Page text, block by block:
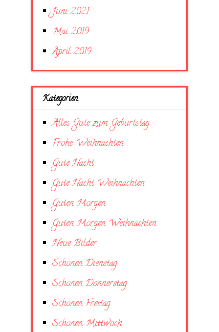
Juni 2021
Mai 2019
April 2019
Kategorien
Alles Gute zum Geburtstag
Frohe Weihnachten
Gute Nacht
Gute Nacht Weihnachten
Guten Morgen
Guten Morgen Weihnachten
Neue Bilder
Schönen Dienstag
Schönen Donnerstag
Schönen Freitag
Schönen Mittwoch